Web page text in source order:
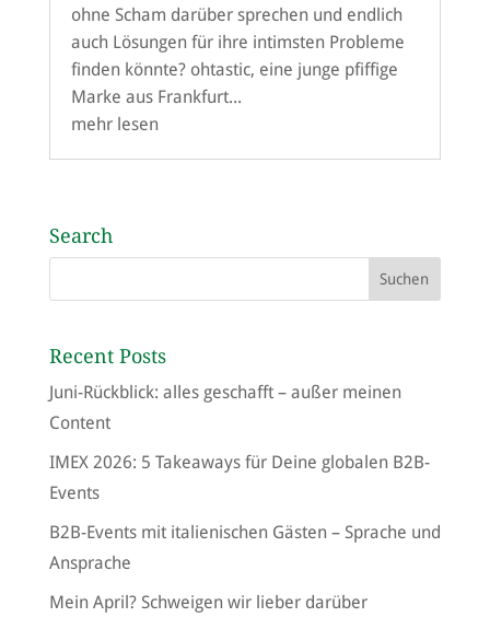
ohne Scham darüber sprechen und endlich
auch Lösungen für ihre intimsten Probleme
finden könnte? ohtastic, eine junge pfiffige
Marke aus Frankfurt...
mehr lesen
Search
Recent Posts
Juni-Rückblick: alles geschafft – außer meinen
Content
IMEX 2026: 5 Takeaways für Deine globalen B2B-
Events
B2B-Events mit italienischen Gästen – Sprache und
Ansprache
Mein April? Schweigen wir lieber darüber